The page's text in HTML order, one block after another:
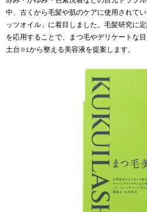
中、古くから毛髪や肌のケアに使用されて
ッツオイル」に着目しました。毛髪研究に
を応用することで、まつ毛やデリケートな
土台※1から整える美容液を提案します。